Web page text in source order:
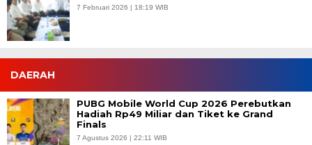
7 Februari 2026 | 18:19 WIB
DAERAH
PUBG Mobile World Cup 2026 Perebutkan
Hadiah Rp49 Miliar dan Tiket ke Grand
Finals
7 Agustus 2026 | 22:11 WIB